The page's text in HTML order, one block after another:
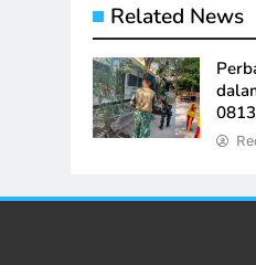
Related News